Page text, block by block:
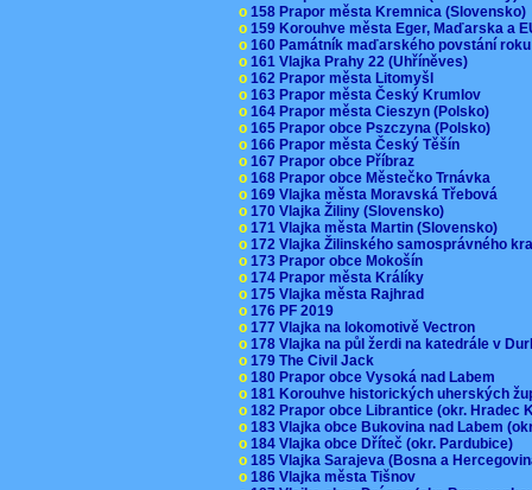
o 158 Prapor města Kremnica (Slovensko)
o 159 Korouhve města Eger, Maďarska a
o 160 Památník maďarského povstání
o 161 Vlajka Prahy 22 (Uhříněves)
o 162 Prapor města Litomyšl
o 163 Prapor města Český Krumlov
o 164 Prapor města Cieszyn (Polsko)
o 165 Prapor obce Pszczyna (Polsko)
o 166 Prapor města Český Těšín
o 167 Prapor obce Příbraz
o 168 Prapor obce Městečko Trnávka
o 169 Vlajka města Moravská Třebová
o 170 Vlajka Žiliny (Slovensko)
o 171 Vlajka města Martin (Slovensko)
o 172 Vlajka Žilinského samosprávného
o 173 Prapor obce Mokošín
o 174 Prapor města Králíky
o 175 Vlajka města Rajhrad
o 176 PF 2019
o 177 Vlajka na lokomotivě Vectron
o 178 Vlajka na půl žerdi na katedrále v
o 179 The Civil Jack
o 180 Prapor obce Vysoká nad Labem
o 181 Korouhve historických uherských
o 182 Prapor obce Librantice (okr. Hradec
o 183 Vlajka obce Bukovina nad Labem
o 184 Vlajka obce Dříteč (okr. Pardubice)
o 185 Vlajka Sarajeva (Bosna a
o 186 Vlajka města Tišnov